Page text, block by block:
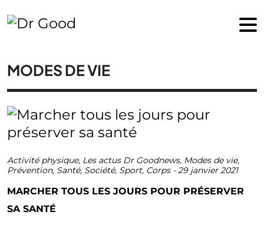
MODES DE VIE
Activité physique, Les actus Dr Goodnews, Modes de vie,
Prévention, Santé, Société, Sport, Corps-29 janvier 2021
MARCHER TOUS LES JOURS POUR PRÉSERVER
SA SANTÉ